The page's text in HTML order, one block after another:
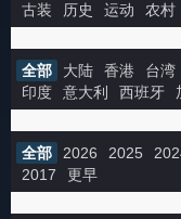
古装
历史 运动 农村
全部
大陆 香港 台湾
印度
意大利 西班牙
全部
2026 2025
2017
更早